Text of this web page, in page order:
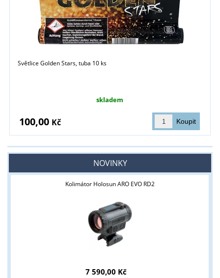
Světlice Golden Stars, tuba 10 ks
skladem
100,00 Kč
NOVINKY
Kolimátor Holosun ARO EVO RD2
7 590,00 Kč